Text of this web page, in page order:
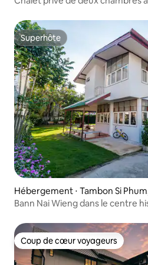
Superhôte
Superhôte
Hébergement ⋅ Tambon Si
hiang Mai District
Bann Nai Wieng dans le centre
Coup de cœur voyageurs
Coup de cœur voyageurs